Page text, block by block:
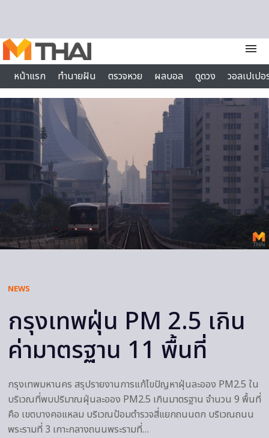
menu
หน้าแรก
ทำนายฝัน ตรวจหวย ผลบอล ดูดวง
วอลเปเป
ไลฟ์สไตล์
NEWS
กรุงเทพฝุ่น PM 2.5 เกิน
ค่ามาตรฐาน 11 พื้นที่
กรุงเทพมหานคร สรุปรายงานการแก้ไขปัญหาฝุ่นละออง PM2.5 ใน
บริเวณที่พบปริมาณฝุ่นละออง PM2.5 เกินมาตรฐาน จำนวน 9 พื้นที่
คือ เขตบางคอแหลม บริเวณป้อมตำรวจสี่แยกถนนตก บริเวณถนน
พระรามที่ 3 เกาะกลางถนนพระรามที่…